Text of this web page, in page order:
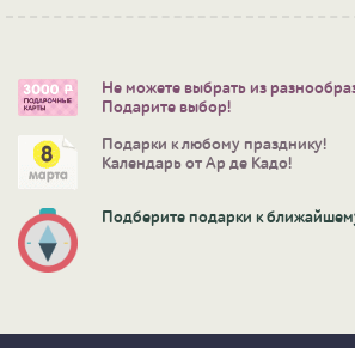
Не можете выбрать из
Подарите выбор!
Подарки к любому празднику!
Календарь от Ар де Кадо!
Подберите подарки к